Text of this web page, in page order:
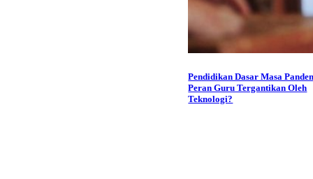
Pendidikan Dasar Masa
Peran Guru Tergantikan Oleh
Teknologi?